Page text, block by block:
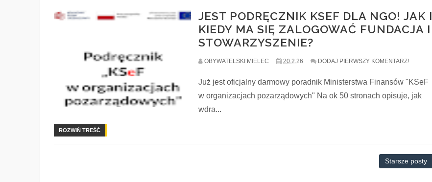
JEST PODRĘCZNIK KSEF DLA NGO! JAK I
KIEDY MA SIĘ ZALOGOWAĆ FUNDACJA I
STOWARZYSZENIE?
OBYWATELSKI MIELEC 20.2.26 DODAJ PIERWSZY KOMENTARZ!
Już jest oficjalny darmowy poradnik Ministerstwa Finansów "KSeF
w organizacjach pozarządowych" Na ok 50 stronach opisuje, jak
wdra...
ROZWIŃ TREŚĆ
Starsze posty